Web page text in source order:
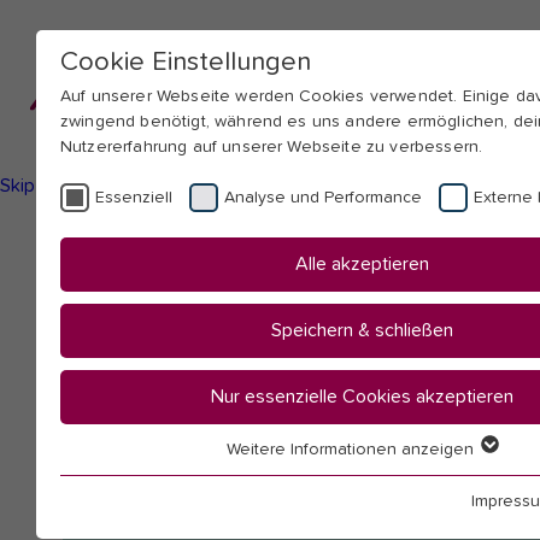
Skip to main navigation Skip to main content Skip to page footer
here:
Startseite
Mitarbeitendenübersicht
Cookie Einstellungen
Auf unserer Webseite werden Cookies verwendet. Einige
zwingend benötigt, während es uns andere ermöglichen,
Nutzererfahrung auf unserer Webseite zu verbessern.
Essenziell Analyse und Performance Externe
Alle akzeptieren
Speichern & schließen
Nur essenzielle Cookies akzeptieren
Essenzielle Cookies werden für grundlegende Funktionen
Weitere Informationen anzeigen